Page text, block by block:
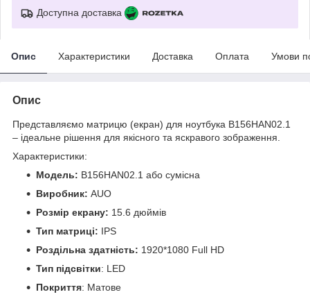
Доступна доставка
Опис Характеристики Доставка Оплата Умови
Опис
Представляємо матрицю (екран) для ноутбука B156HAN02.1
– ідеальне рішення для якісного та яскравого зображення.
Характеристики:
Модель: B156HAN02.1 або сумісна
Виробник: AUO
Розмір екрану: 15.6 дюймів
Тип матриці: IPS
Роздільна здатність: 1920*1080 Full HD
Тип підсвітки: LED
Покриття: Матове